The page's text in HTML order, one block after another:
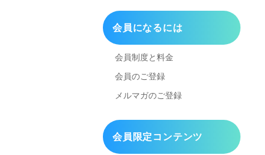
会員になるには
会員制度と料金
会員のご登録
メルマガのご登録
会員限定コンテンツ